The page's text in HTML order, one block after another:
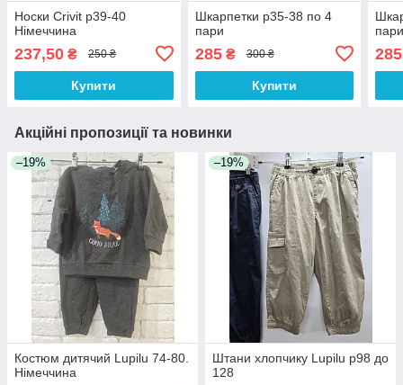
Носки Crivit р39-40
Німеччина
237,50 ₴ 250 ₴
Купити
Шкарпетки р35-38 по 4
пари
285₴ 300 ₴
Купити
285
Акційні пропозиції та новинки
–19%
Костюм дитячий Lupilu 74-80.
Німеччина
–19%
Штани хлопчику Lupilu р98 до
128